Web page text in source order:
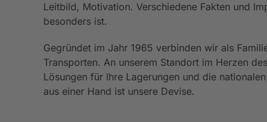
Leitbild, Motivation. Verschiedene Fakten und
besonders ist.
Gegründet im Jahr 1965 verbinden wir als
Transporten. An unserem Standort im Herzen
Lösungen für Ihre Lagerungen und die
aus einer Hand ist unsere Devise.